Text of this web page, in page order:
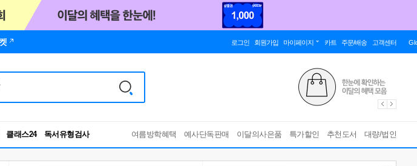
로그인 회원가입 마이페이지 카트 주문/배송 고객센터
클래스24
RBTI Lab
독서유형검사
여름방학혜택 예사단독판매 이달의사은품 특가할인 추천도서 대량/법인